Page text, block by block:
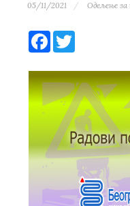
05/11/2021 Одељење за
Facebook